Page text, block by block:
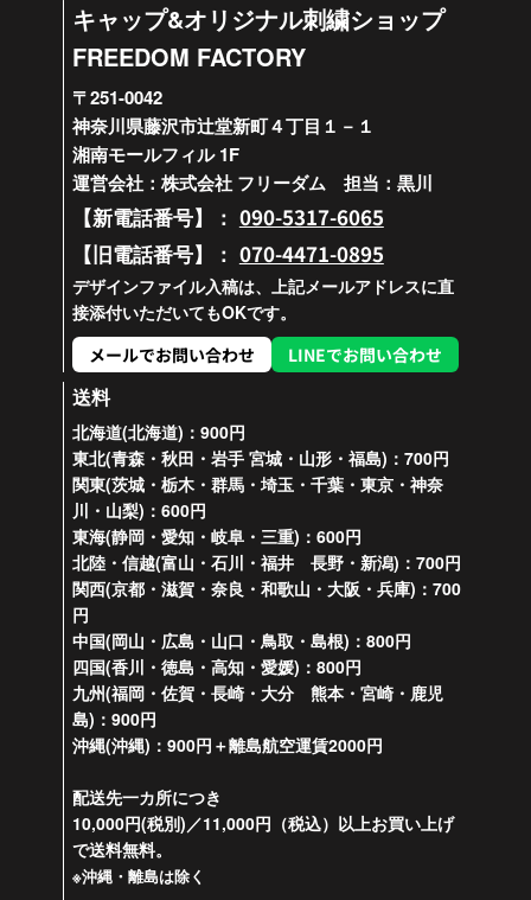
キャップ&オリジナル刺繍ショップ
FREEDOM FACTORY
〒251-0042
神奈川県藤沢市辻堂新町４丁目１－１
湘南モールフィル 1F
運営会社：株式会社 フリーダム 担当：黒川
【新電話番号】： 090-5317-6065
【旧電話番号】： 070-4471-0895
デザインファイル入稿は、上記メールアドレスに直
接添付いただいてもOKです。
メールでお問い合わせ
LINEでお問い合わせ
送料
北海道(北海道)：900円
東北(青森・秋田・岩手 宮城・山形・福島)：700円
関東(茨城・栃木・群馬・埼玉・千葉・東京・神奈
川・山梨)：600円
東海(静岡・愛知・岐阜・三重)：600円
北陸・信越(富山・石川・福井 長野・新潟)：700円
関西(京都・滋賀・奈良・和歌山・大阪・兵庫)：700
円
中国(岡山・広島・山口・鳥取・島根)：800円
四国(香川・徳島・高知・愛媛)：800円
九州(福岡・佐賀・長崎・大分 熊本・宮崎・鹿児
島)：900円
沖縄(沖縄)：900円＋離島航空運賃2000円
配送先一カ所につき
10,000円(税別)／11,000円（税込）以上お買い上げ
で送料無料。
※沖縄・離島は除く